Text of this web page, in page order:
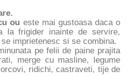
ou este mai gustoasa daca o
la frigider inainte de servire,
imprietenesc si se combina.
pe felii de paine prajita
merge cu masline, legume
ridichi, castraveti, tije de